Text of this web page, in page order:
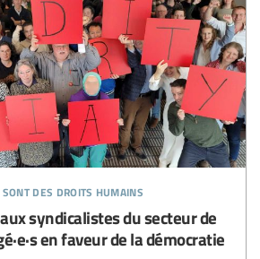
des droits humains
syndicalistes du secteur de
en faveur de la démocratie